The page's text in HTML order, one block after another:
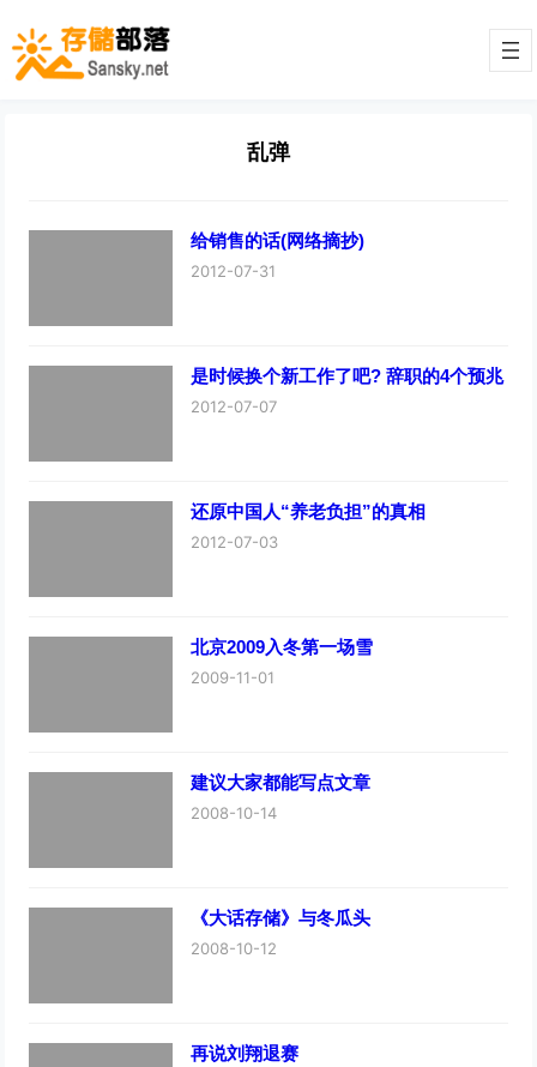
乱弹
给销售的话(网络摘抄)
2012-07-31
是时候换个新工作了吧? 辞职的4个预兆
2012-07-07
还原中国人“养老负担”的真相
2012-07-03
北京2009入冬第一场雪
2009-11-01
建议大家都能写点文章
2008-10-14
《大话存储》与冬瓜头
2008-10-12
再说刘翔退赛